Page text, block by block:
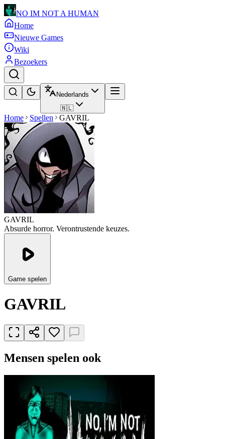
NO IM NOT A HUMAN
Home
Nieuwe Games
Wiki
Bezoekers
Nederlands
🇳🇱
Home Spellen GAVRIL
GAVRIL
Absurde horror. Verontrustende keuzes.
Game spelen
GAVRIL
Mensen spelen ook